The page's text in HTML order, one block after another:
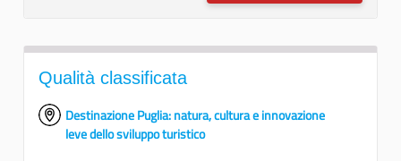
Qualità classificata
Destinazione Puglia: natura, cultura e innovazione
leve dello sviluppo turistico